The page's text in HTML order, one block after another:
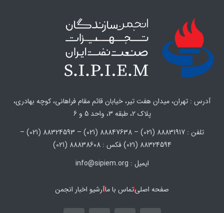
آدرس : تهران، میدان هفت تیر، خیابان قائم مقام فراهانی، کوچه بهادری،
پلاک 2، طبقه 3، واحد 5 و 6
تلفن : 88831917 (021) – 88847638 (021) – 88324593 (021) –
88324594 (021) فکس : 88838608 (021)
ایمیل : info@sipiem.org
صفحه اصلیتماس با ماآرشیو اخبار انجمن